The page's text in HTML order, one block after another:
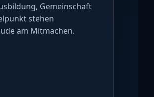
Gemeinschaft
stehen
am Mitmachen.